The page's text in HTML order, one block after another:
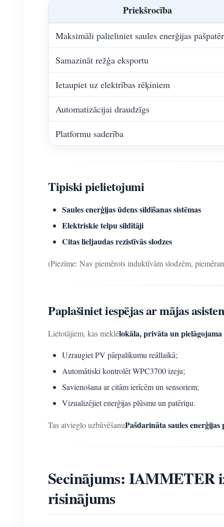
Priekšrocība
Maksimāli palieliniet saules enerģijas
Samazināt režģa eksportu
Ietaupiet uz elektrības rēķiniem
Automatizācijai draudzīgs
Platformu saderība
Tipiski pielietojumi
Saules enerģijas ūdens sildīšanas sistēmas
Elektriskie telpu sildītāji
Citas lieljaudas rezistīvās slodzes
(Piezīme: Nav piemērots induktīvām slodzēm,
Paplašiniet iespējas ar mājas
Lietotājiem, kas meklēlokāla, privāta un
Uzraugiet PV pārpalikumu reāllaikā;
Automātiski kontrolēt WPC3700 izeju;
Savienošana ar citām ierīcēm un sensoriem;
Vizualizējiet enerģijas plūsmu un patēriņu.
Tas atvieglo uzbūvēšanuPašdarināta saules
Secinājums: IAMMETER
risinājums